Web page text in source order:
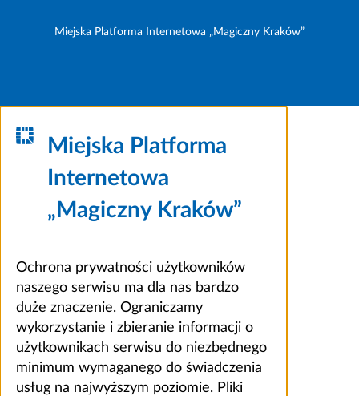
Miejska Platforma Internetowa „Magiczny Kraków”
Miejska Platforma
Internetowa
„Magiczny Kraków”
Ochrona prywatności użytkowników
naszego serwisu ma dla nas bardzo
duże znaczenie. Ograniczamy
wykorzystanie i zbieranie informacji o
użytkownikach serwisu do niezbędnego
minimum wymaganego do świadczenia
usług na najwyższym poziomie. Pliki